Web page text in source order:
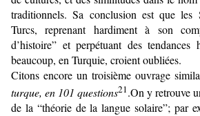
traditionnels. Sa conclu­sion est que les
Turcs, reprenant hardiment à son
d’histoire” et perpétuant des tendances
beaucoup, en Turquie, croient oubliées.
Citons encore un troisième ouvrage
turque, en 101 questions21 .On y retrouve
de la “théorie de la langue solaire”; par